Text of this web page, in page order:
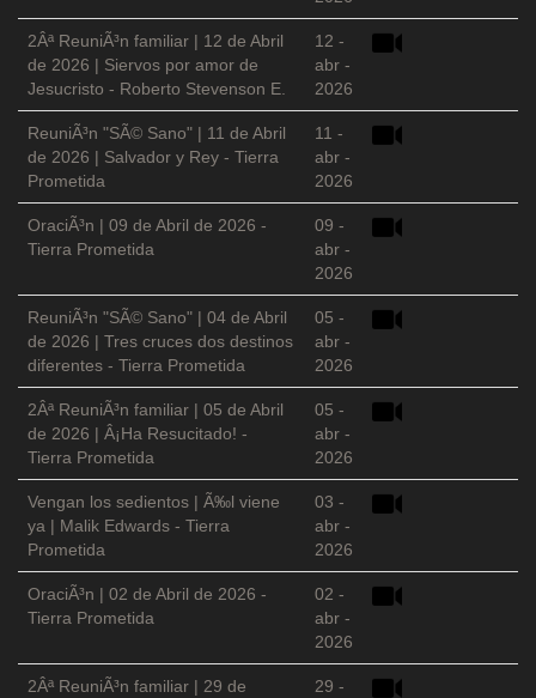
2Âª ReuniÃ³n familiar | 12 de Abril
de 2026 | Siervos por amor de
Jesucristo - Roberto Stevenson E.
12 -
abr -
2026
ReuniÃ³n "SÃ© Sano" | 11 de Abril
de 2026 | Salvador y Rey - Tierra
Prometida
11 -
abr -
2026
OraciÃ³n | 09 de Abril de 2026 -
Tierra Prometida
09 -
abr -
2026
ReuniÃ³n "SÃ© Sano" | 04 de Abril
de 2026 | Tres cruces dos destinos
diferentes - Tierra Prometida
05 -
abr -
2026
2Âª ReuniÃ³n familiar | 05 de Abril
de 2026 | Â¡Ha Resucitado! -
Tierra Prometida
05 -
abr -
2026
Vengan los sedientos | Ã‰l viene
ya | Malik Edwards - Tierra
Prometida
03 -
abr -
2026
OraciÃ³n | 02 de Abril de 2026 -
Tierra Prometida
02 -
abr -
2026
2Âª ReuniÃ³n familiar | 29 de
29 -